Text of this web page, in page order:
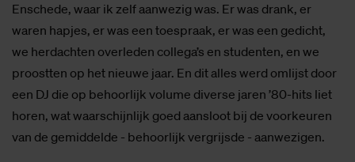
Enschede, waar ik zelf aanwezig was. Er was drank, er
waren hapjes, er was een toespraak, er was een gedicht,
we herdachten overleden collega’s en studenten, en we
proostten op het nieuwe jaar. En dit alles werd omlijst door
een DJ die op behoorlijk volume diverse jaren ’80-hits liet
horen, wat waarschijnlijk goed aansloot bij de voorkeuren
van de gemiddelde - behoorlijk vergrijsde - aanwezigen.